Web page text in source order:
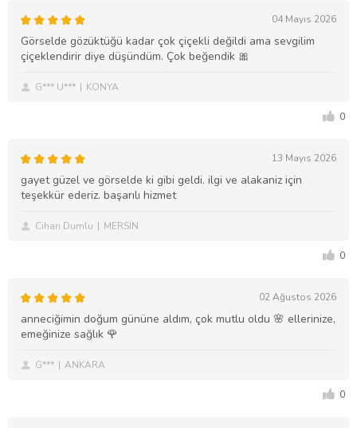
04 Mayıs 2026
Görselde gözüktüğü kadar çok çiçekli değildi ama sevgilim
çiçeklendirir diye düşündüm. Çok beğendik 🎀
G*** U*** KONYA
0
13 Mayıs 2026
gayet güzel ve görselde ki gibi geldi. ilgi ve alakaniz için
teşekkür ederiz. başarılı hizmet
Cihan Dumlu MERSİN
0
02 Ağustos 2026
anneciğimin doğum gününe aldım, çok mutlu oldu 🌸 ellerinize,
emeğinize sağlık 🌹
G*** ANKARA
0